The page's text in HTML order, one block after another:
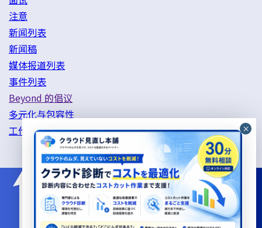
注意
新闻列表
新闻稿
媒体报道列表
事件列表
Beyond 的倡议
多元化与包容性
工作方式改革举措